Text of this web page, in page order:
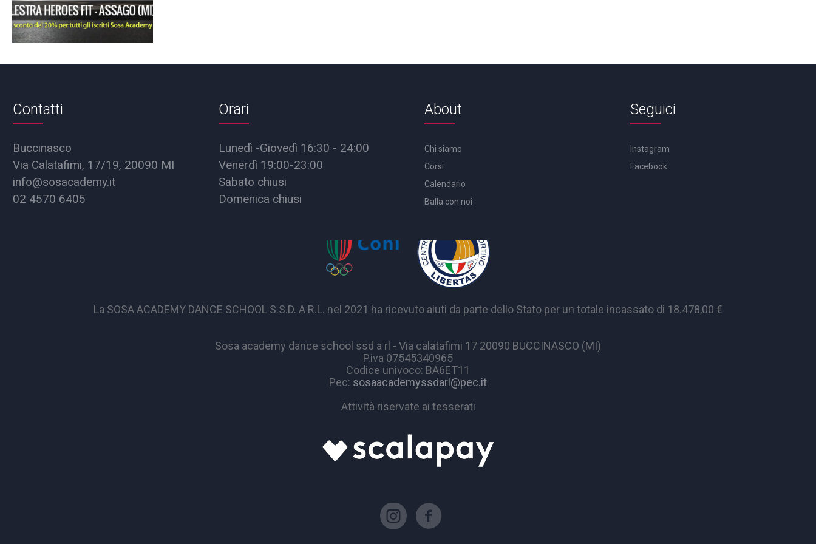
Contatti
Buccinasco
Via Calatafimi, 17/19, 20090 MI
info@sosacademy.it
02 4570 6405
Orari
Lunedì -Giovedì 16:30 - 24:00
Venerdì 19:00-23:00
Sabato chiusi
Domenica chiusi
About
Chi siamo
Corsi
Calendario
Balla con noi
Seguici
Instagram
Facebook
La SOSA ACADEMY DANCE SCHOOL S.S.D. A R.L. nel 2021 ha ricevuto aiuti da parte dello Stato per un totale incassato di 18.478,00 €
Sosa academy dance school ssd a rl - Via calatafimi 17 20090 BUCCINASCO (MI)
P.iva 07545340965
Codice univoco: BA6ET11
Pec: sosaacademyssdarl@pec.it
Attività riservate ai tesserati